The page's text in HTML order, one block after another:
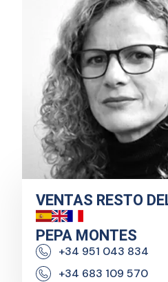
VENTAS RESTO
PEPA MONTES
+34 951 043 834
+34 683 109 570